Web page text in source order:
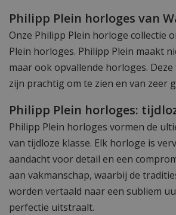
Philipp Plein horloges van
Onze Philipp Plein horloge collectie
Plein horloges. Philipp Plein maakt
maar ook opvallende horloges.
zijn prachtig om te zien en van zeer
Philipp Plein horloges:
Philipp Plein horloges vormen de
van tijdloze klasse. Elk horloge is
aandacht voor detail en een
aan vakmanschap, waarbij de
worden vertaald naar een subliem
perfectie uitstraalt.